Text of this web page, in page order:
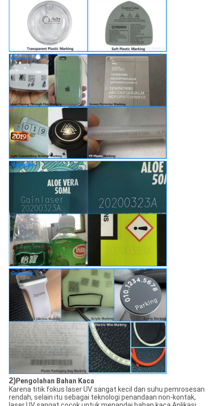
2)Pengolahan Bahan Kaca
Karena titik fokus laser UV sangat kecil dan suhu pemrosesan
rendah, selain itu sebagai teknologi penandaan non-kontak,